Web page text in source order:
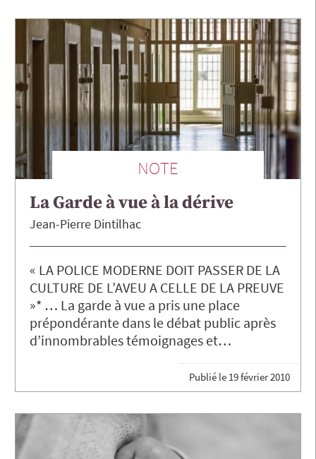
NOTE
La Garde à vue à la dérive
Jean-Pierre Dintilhac
« LA POLICE MODERNE DOIT PASSER DE LA
CULTURE DE L’AVEU A CELLE DE LA PREUVE
»* … La garde à vue a pris une place
prépondérante dans le débat public après
d’innombrables témoignages et…
Publié le 19 février 2010